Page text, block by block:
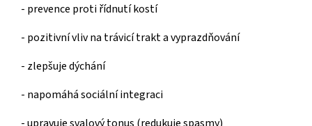
- prevence proti řídnutí kostí
- pozitivní vliv na trávicí trakt a vyprazdňování
- zlepšuje dýchání
- napomáhá sociální integraci